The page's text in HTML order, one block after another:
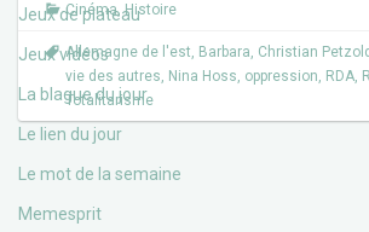
Jeux de plateau
Jeux vidéos
La blague du jour
Le lien du jour
Le mot de la semaine
Memesprit
Cinéma,Histoire
Allemagne de l'est, Barbara, Christian Petzold
vie des autres, Nina Hoss, oppression, RDA,
Totalitarisme